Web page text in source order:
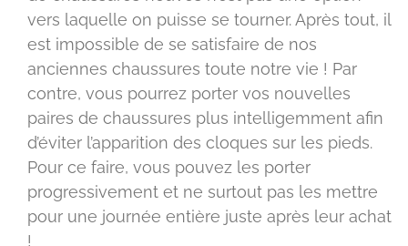
vers laquelle on puisse se tourner. Après tout, il
est impossible de se satisfaire de nos
anciennes chaussures toute notre vie ! Par
contre, vous pourrez porter vos nouvelles
paires de chaussures plus intelligemment afin
d’éviter l’apparition des cloques sur les pieds.
Pour ce faire, vous pouvez les porter
progressivement et ne surtout pas les mettre
pour une journée entière juste après leur achat
!